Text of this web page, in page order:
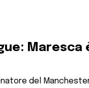
Maresca
del